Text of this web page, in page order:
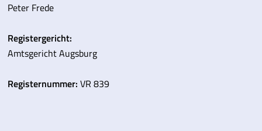
Peter Frede
Registergericht:
Amtsgericht Augsburg
Registernummer:VR 839